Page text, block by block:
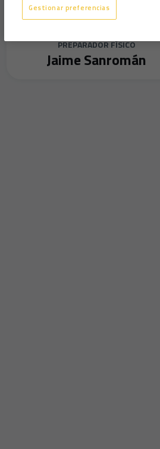
PREPARADOR FÍSICO
Jaime Sanromán
Gestionar preferencias